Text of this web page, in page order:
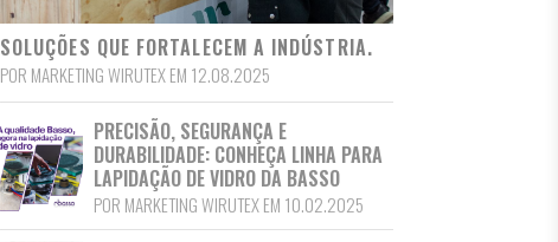
SOLUÇÕES QUE FORTALECEM A INDÚSTRIA.
POR MARKETING WIRUTEX EM 12.08.2025
PRECISÃO, SEGURANÇA E
DURABILIDADE: CONHEÇA LINHA PARA
LAPIDAÇÃO DE VIDRO DA BASSO
POR MARKETING WIRUTEX EM 10.02.2025